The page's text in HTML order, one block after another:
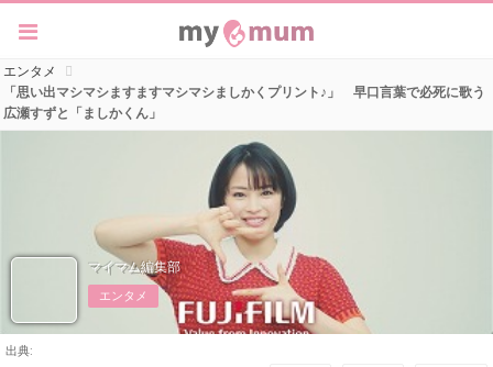
エンタメ
「思い出マシマシますますマシマシましかくプリント♪」 早口言葉で必死に歌う
広瀬すずと「ましかくん」
エンタメ
マイマム編集部
出典: